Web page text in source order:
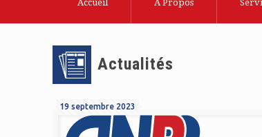
Accueil A Propos
Actualités
19 septembre 2023